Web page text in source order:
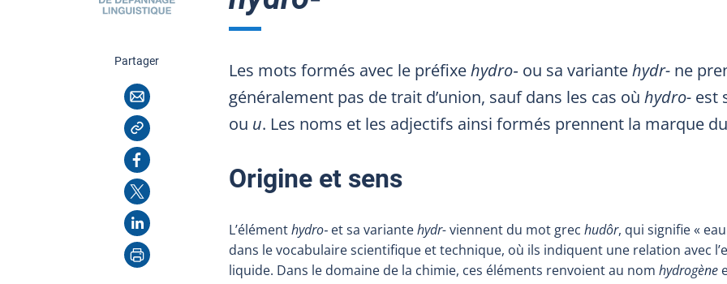
Partagercette page
Courriel
Copier l'adresse
Facebook
X
LinkedIn
Imprimer
Les mots formés avec le préfixehydro‑ ou sa variantehydr- ne
généralement pas de trait d’union, sauf dans les cas où hydro- est
ou u. Les noms et les adjectifs ainsi formés prennent la marque
Origine et sens
L’élémenthydro‑ et sa variantehydr-viennent du mot grec hudôr, qui signifie «
dans le vocabulaire scientifique et technique, où ils indiquent une relation avec
liquide. Dans le domaine de la chimie, ces éléments renvoient au nom hydrogène